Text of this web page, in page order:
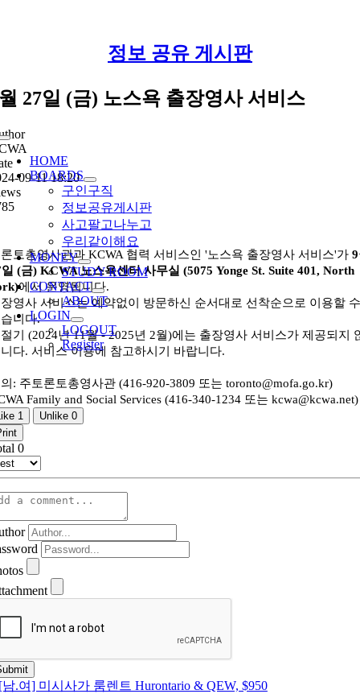
Toggle
Navigation
HOME
BOARDS
구인구직
정보공유게시판
사고팔고나누고
우리같이해요
MONEY
STUDY ROOM
CONTACT
ABOUT
LOGIN
LOGOUT
Register
정보 공유 게시판
27일 (금) 노스욕 출장영사 서비스
09-11 18:20
토총영사관과 KCWA 협력 서비스인 '노스욕 출장영사 서비스'가
(금) KCWA 노스욕센터 사무실 (5075 Yonge St. Suite 401, North
에서 운영됩니다.
영사 서비스는 예약없이 방문하신 순서대로 선착순으로 이용할 수
니다.
기 (2024년 11월 - 2025년 2월)에는 출장영사 서비스가 제공되지
다. 서비스 이용에 참고하시기 바랍니다.
: 주토론토총영사관 (416-920-3809 또는 toronto@mofa.go.kr)
Family and Social Services (416-340-1234 또는 kcwa@kcwa.net)
1 Unlike 0
0
.여] 미시사가 룸렌트 Hurontario & QEW, $950